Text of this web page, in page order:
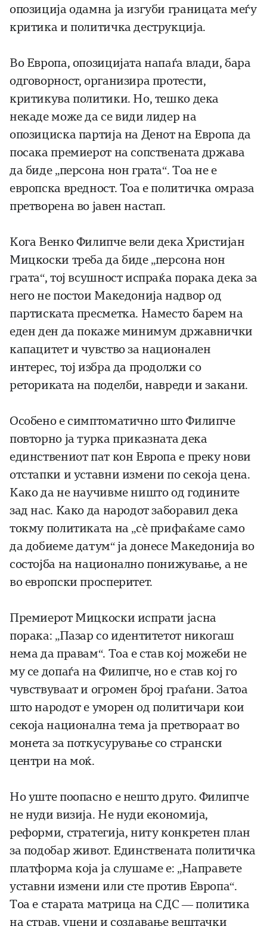
опозиција одамна ја изгуби границата меѓу
критика и политичка деструкција.
Во Европа, опозицијата напаѓа влади, бара
одговорност, организира протести,
критикува политики. Но, тешко дека
некаде може да се види лидер на
опозициска партија на Денот на Европа да
посака премиерот на сопствената држава
да биде „персона нон грата“. Тоа не е
европска вредност. Тоа е политичка омраза
претворена во јавен настап.
Кога Венко Филипче вели дека Христијан
Мицкоски треба да биде „персона нон
грата“, тој всушност испраќа порака дека за
него не постои Македонија надвор од
партиската пресметка. Наместо барем на
еден ден да покаже минимум државнички
капацитет и чувство за национален
интерес, тој избра да продолжи со
реториката на поделби, навреди и закани.
Особено е симптоматично што Филипче
повторно ја турка приказната дека
единствениот пат кон Европа е преку нови
отстапки и уставни измени по секоја цена.
Како да не научивме ништо од годините
зад нас. Како да народот заборавил дека
токму политиката на „сè прифаќаме само
да добиеме датум“ ја донесе Македонија во
состојба на национално понижување, а не
во европски просперитет.
Премиерот Мицкоски испрати јасна
порака: „Пазар со идентитетот никогаш
нема да правам“. Тоа е став кој можеби не
му се допаѓа на Филипче, но е став кој го
чувствуваат и огромен број граѓани. Затоа
што народот е уморен од политичари кои
секоја национална тема ја претвораат во
монета за поткусурување со странски
центри на моќ.
Но уште поопасно е нешто друго. Филипче
не нуди визија. Не нуди економија,
реформи, стратегија, ниту конкретен план
за подобар живот. Единствената политичка
платформа која ја слушаме е: „Направете
уставни измени или сте против Европа“.
Тоа е старата матрица на СДС — политика
на страв, уцени и создавање вештачки